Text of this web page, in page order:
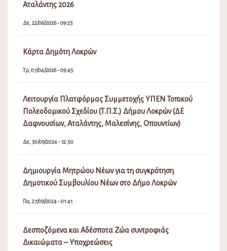
Αταλάντης 2026
Δε, 22/06/2026 - 09:25
Κάρτα Δημότη Λοκρών
Τρ, 07/04/2026 - 09:45
Λειτουργία Πλατφόρμας Συμμετοχής ΥΠΕΝ Τοπικού
Πολεοδομικού Σχεδίου (Τ.Π.Σ.) Δήμου Λοκρών (ΔΕ
Δαφνουσίων, Αταλάντης, Μαλεσίνης, Οπουντίων)
Δε, 30/09/2024 - 12:50
Δημιουργία Μητρώου Νέων για τη συγκρότηση
Δημοτικού Συμβουλίου Νέων στο Δήμο Λοκρών
Πα, 27/09/2024 - 01:41
Δεσποζόμενα και Αδέσποτα Ζώα συντροφιάς
Δικαιώματα – Υποχρεώσεις